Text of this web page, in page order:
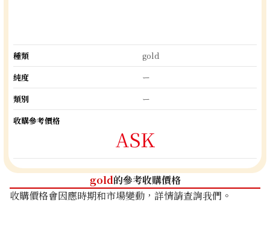
種類
gold
純度
ー
類別
ー
收購參考價格
ASK
gold的參考收購價格
收購價格會因應時期和市場變動，詳情請查詢我們。